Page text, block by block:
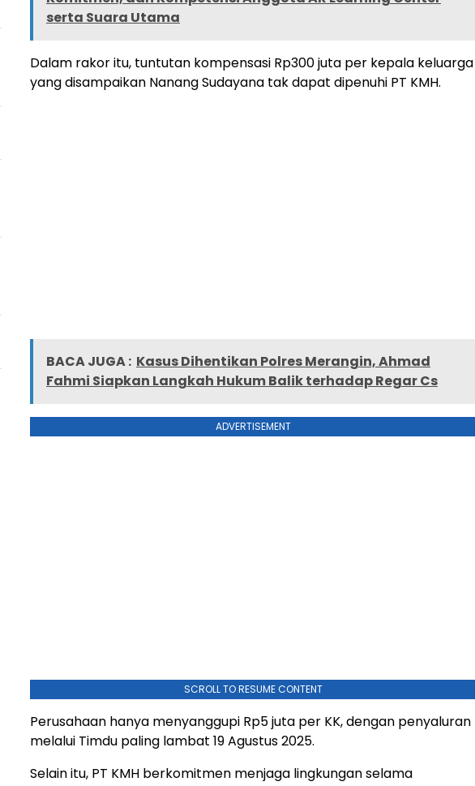
serta Suara Utama
Dalam rakor itu, tuntutan kompensasi Rp300 juta per kepala keluarga
yang disampaikan Nanang Sudayana tak dapat dipenuhi PT KMH.
BACA JUGA : Kasus Dihentikan Polres Merangin, Ahmad
Fahmi Siapkan Langkah Hukum Balik terhadap Regar Cs
ADVERTISEMENT
SCROLL TO RESUME CONTENT
Perusahaan hanya menyanggupi Rp5 juta per KK, dengan penyaluran
melalui Timdu paling lambat 19 Agustus 2025.
Selain itu, PT KMH berkomitmen menjaga lingkungan selama